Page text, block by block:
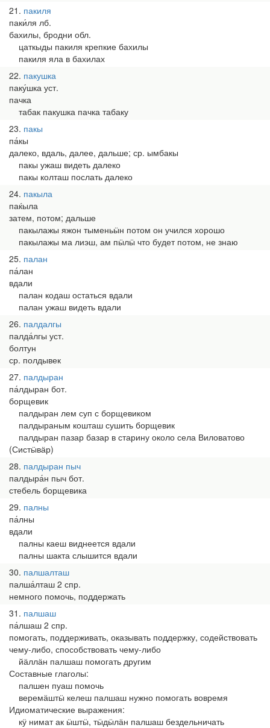
21 пакиля
паки́ля лб.
бахилы, бродни обл.
цаткыды пакиля крепкие бахилы
пакиля яла в бахилах
22 пакушка
паку́шка уст.
пачка
табак пакушка пачка табаку
23 пакы
па́кы
далеко, вдаль, далее, дальше; ср. ымбакы
пакы ужаш видеть далеко
пакы колташ послать далеко
24 пакыла
паќыла
затем, потом; дальше
пакылажы яжон тыменьӹн потом он учился хорошо
пакылажы ма лиэш, ам пӹлӹ что будет потом, не знаю
25 палан
па́лан
вдали
палан кодаш остаться вдали
палан ужаш видеть вдали
26 палдалгы
палда́лгы уст.
болтун
ср. полдывек
27 палдыран
па́лдыран бот.
борщевик
палдыран лем суп с борщевиком
палдыраным кошташ сушить борщевик
палдыран пазар базар в старину около села Виловатово
(Систӹвӓр)
28 палдыран пыч
палдыра́н пыч бот.
стебель борщевика
29 палны
па́лны
вдали
палны каеш виднеется вдали
палны шакта слышится вдали
30 палшалташ
палша́лташ 2 спр.
немного помочь, поддержать
31 палшаш
па́лшаш 2 спр.
помогать, поддерживать, оказывать поддержку, содействовать
чему-либо, способствовать чему-либо
йӓллӓн палшаш помогать другим
Составные глаголы:
палшен пуаш помочь
веремӓштӹ келеш палшаш нужно помогать вовремя
Идиоматические выражения:
кӱ нимат ак ӹштӹ, тӹдӹлӓн палшаш бездельничать